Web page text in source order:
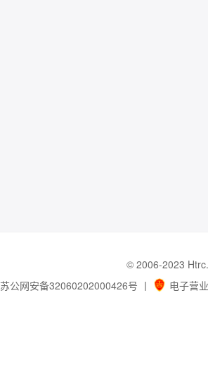
© 2006-2023
苏公网安备32060202000426号 丨 电子营